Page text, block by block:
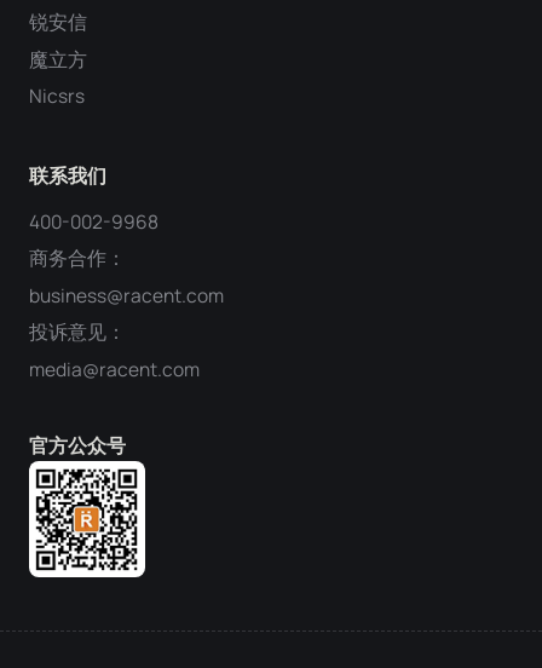
锐安信
魔立方
Nicsrs
联系我们
400-002-9968
商务合作：
business@racent.com
投诉意见：
media@racent.com
官方公众号